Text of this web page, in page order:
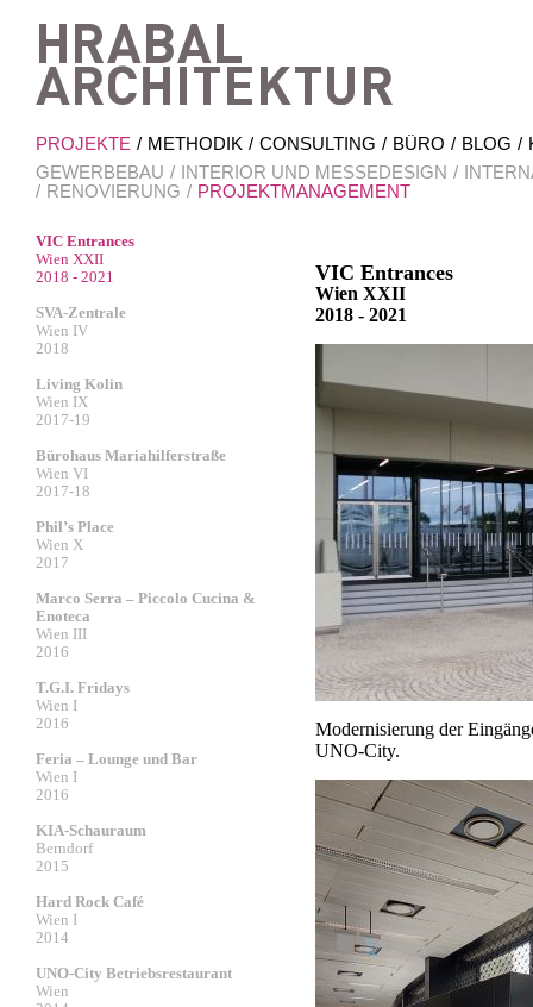
PROJEKTE METHODIK CONSULTING BÜRO BLOG
GEWERBEBAU
INTERIOR UND MESSEDESIGN
RENOVIERUNG
PROJEKTMANAGEMENT
VIC Entrances
Wien XXII
2018 - 2021
SVA-Zentrale
Wien IV
2018
Living Kolin
Wien IX
2017-19
Bürohaus Mariahilferstraße
Wien VI
2017-18
Phil’s Place
Wien X
2017
Marco Serra – Piccolo Cucina &
Enoteca
Wien III
2016
T.G.I. Fridays
Wien I
2016
Feria – Lounge und Bar
Wien I
2016
KIA-Schauraum
Berndorf
2015
Hard Rock Café
Wien I
2014
UNO-City Betriebsrestaurant
Wien
VIC Entrances
Wien XXII
2018 - 2021
Modernisierung der
UNO-City.